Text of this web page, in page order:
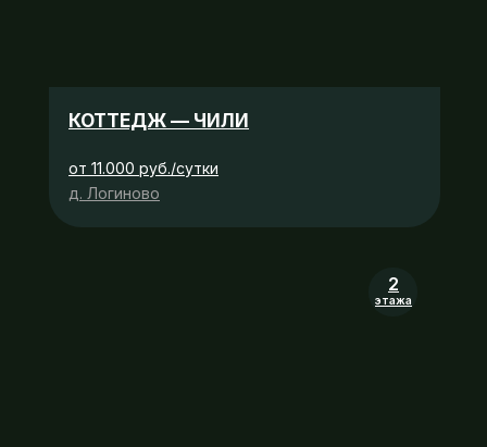
этажа
2
от 11.000 руб./сутки
д. Логиново
КОТТЕДЖ — ЧИЛИ